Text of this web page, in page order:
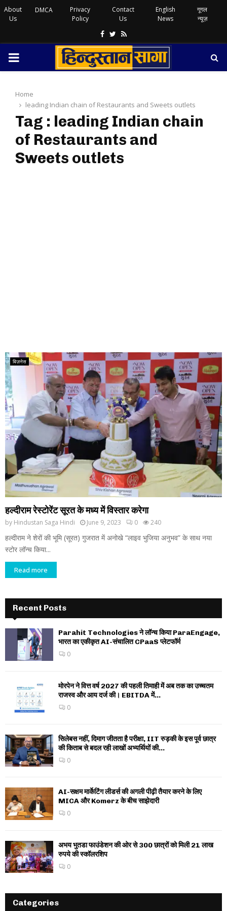
About
Us
DMCA
Privacy
Policy
Contact
Us
English
News
गूगल
न्यूज़
Facebook
Twitter
Rss
PRIMARY
Home
leading Indian chain of Restaurants and Sweets outlets
Tag : leading Indian chain
of Restaurants and
Sweets outlets
बिज़नेस
हल्दीराम रेस्टोरेंट सूरत के मध्य में विस्तार करेगा
by Hindustan Saga Hindi June 9, 2023 0 240
हल्दीराम ने शेरों की भूमि (सूरत) गुजरात में अनोखे “लाइव भुजिया अनुभव” के साथ नया
स्टोर लॉन्च किया...
Read more
Recent Posts
Parahit Technologies ने लॉन्च किया ParaEngage,
भारत का एकीकृत AI-संचालित CPaaS प्लेटफॉर्म
0
मोरपेन ने वित्त वर्ष 2027 की पहली तिमाही में अब तक का उच्चतम
राजस्व और आय दर्ज की। EBITDA में...
0
सिलेबस नहीं, दिमाग जीतता है परीक्षा, IIT रुड़की के इस पूर्व छात्र
की किताब से बदल रही लाखों अभ्यर्थियों की...
0
AI-सक्षम मार्केटिंग लीडर्स की अगली पीढ़ी तैयार करने के लिए
MICA और Komerz के बीच साझेदारी
0
अभय भुतडा फाउंडेशन की ओर से 300 छात्रों को मिली 21 लाख
रुपये की स्कॉलरशिप
0
Categories